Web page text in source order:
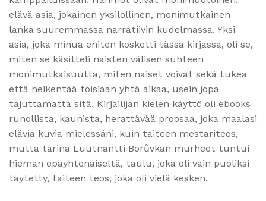
elävä asia, jokainen yksilöllinen, monimutkainen
lanka suuremmassa narratiivin kudelmassa. Yksi
asia, joka minua eniten kosketti tässä kirjassa, oli se,
miten se käsitteli naisten välisen suhteen
monimutkaisuutta, miten naiset voivat sekä tukea
että heikentää toisiaan yhtä aikaa, usein jopa
tajuttamatta sitä. Kirjailijan kielen käyttö oli ebooks
runollista, kaunista, herättävää proosaa, joka maalasi
eläviä kuvia mielessäni, kuin taiteen mestariteos,
mutta tarina Luutnantti Borůvkan murheet tuntui
hieman epäyhtenäiseltä, taulu, joka oli vain puoliksi
täytetty, taiteen teos, joka oli vielä kesken.